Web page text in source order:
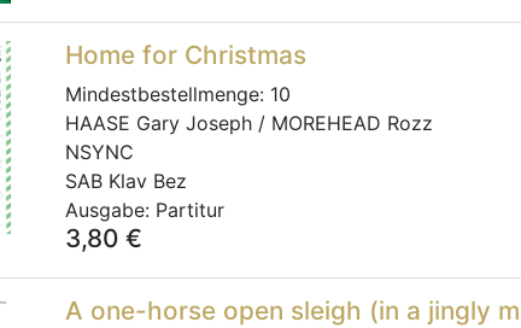
Home for Christmas
Mindestbestellmenge: 10
HAASE Gary Joseph / MOREHEAD Rozz
NSYNC
SAB Klav Bez
Ausgabe: Partitur
3,80 €
A one-horse open sleigh (in a jingly